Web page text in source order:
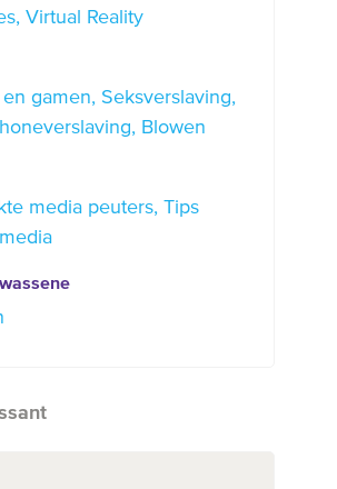
Virtual Reality
en gamen
Seksverslaving
Blowen
media peuters Tips